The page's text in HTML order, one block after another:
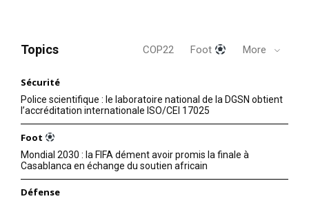
Topics COP22 Foot More
Sécurité
Police scientifique : le laboratoire national de la DGSN obtient
l’accréditation internationale ISO/CEI 17025
Foot
Mondial 2030 : la FIFA dément avoir promis la finale à
Casablanca en échange du soutien africain
Défense